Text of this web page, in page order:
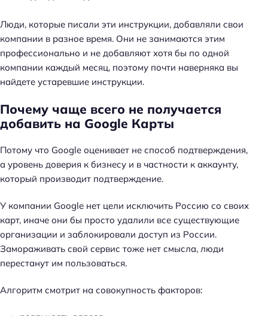
Люди, которые писали эти инструкции, добавляли свои
компании в разное время. Они не занимаются этим
профессионально и не добавляют хотя бы по одной
компании каждый месяц, поэтому почти наверняка вы
найдете устаревшие инструкции.
Почему чаще всего не получается
добавить на Google Карты
Потому что Google оценивает не способ подтверждения,
а уровень доверия к бизнесу и в частности к аккаунту,
который производит подтверждение.
У компании Google нет цели исключить Россию со своих
карт, иначе они бы просто удалили все существующие
организации и заблокировали доступ из России.
Замораживать свой сервис тоже нет смысла, люди
перестанут им пользоваться.
Алгоритм смотрит на совокупность факторов: